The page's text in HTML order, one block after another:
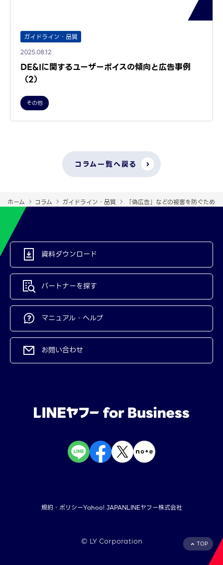
ガイドライン・品質
2025.08.12
DE&Iに関するユーザーボイスの傾向と広告事例
（2）
その他
コラム一覧へ戻る
ホーム コラム ガイドライン・品質 「偽広告」などの被害を防ぐた
資料ダウンロード
パートナーを探す
マニュアル・ヘルプ
お問い合わせ
TOP
規約・ポリシーYahoo! JAPANLINEヤフー株式会社
©︎ LY Corporation